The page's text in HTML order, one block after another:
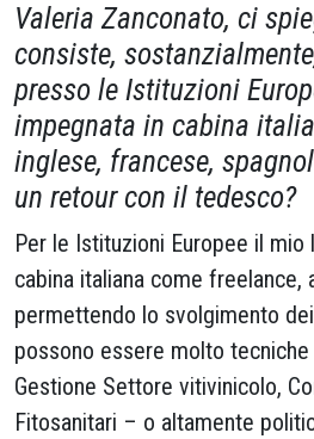
Valeria Zanconato, ci
consiste,
presso le Istituzioni E
impegnata in cabina
inglese, francese,
un retour con il tedesco?
Per le Istituzioni Europee il mio
cabina italiana come freelance,
permettendo lo svolgimento
possono essere molto
Gestione Settore vitivinicolo,
Fitosanitari – o altamente